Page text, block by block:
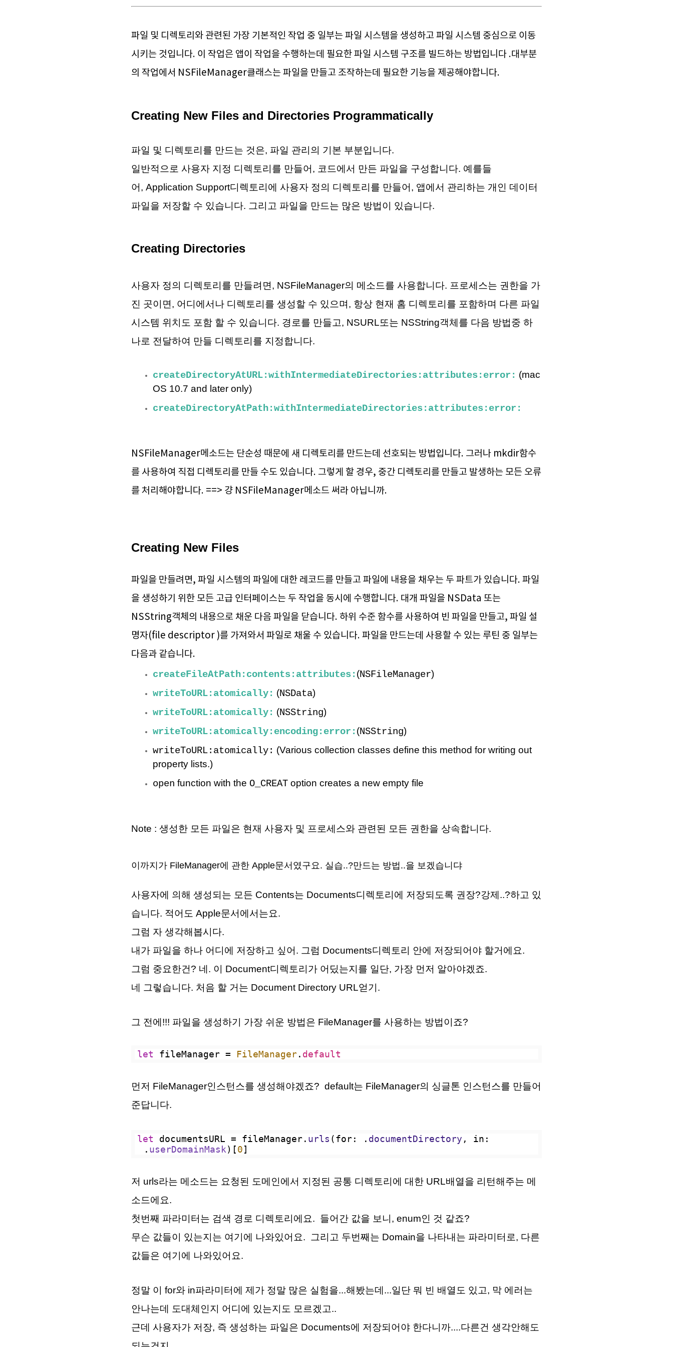
파일 및 디렉토리와 관련된 가장 기본적인 작업 중 일부는 파일 시스템을 생성하고 파일 시스템 중심으로 이동
시키는 것입니다. 이 작업은 앱이 작업을 수행하는데 필요한 파일 시스템 구조를 빌드하는 방법입니다 .대부분
의 작업에서 NSFileManager클래스는 파일을 만들고 조작하는데 필요한 기능을 제공해야합니다.
Creating New Files and Directories Programmatically
파일 및 디렉토리를 만드는 것은, 파일 관리의 기본 부분입니다.
일반적으로 사용자 지정 디렉토리를 만들어, 코드에서 만든 파일을 구성합니다. 예를들
어, Application Support디렉토리에 사용자 정의 디렉토리를 만들어, 앱에서 관리하는 개인 데이터
파일을 저장할 수 있습니다. 그리고 파일을 만드는 많은 방법이 있습니다.
Creating Directories
사용자 정의 디렉토리를 만들려면, NSFileManager의 메소드를 사용합니다. 프로세스는 권한을 가
진 곳이면, 어디에서나 디렉토리를 생성할 수 있으며, 항상 현재 홈 디렉토리를 포함하며 다른 파일
시스템 위치도 포함 할 수 있습니다. 경로를 만들고, NSURL또는 NSString객체를 다음 방법중 하
나로 전달하여 만들 디렉토리를 지정합니다.
createDirectoryAtURL:withIntermediateDirectories:attributes:error: (mac
OS 10.7 and later only)
createDirectoryAtPath:withIntermediateDirectories:attributes:error:
NSFileManager메소드는 단순성 때문에 새 디렉토리를 만드는데 선호되는 방법입니다. 그러나 mkdir함수
를 사용하여 직접 디렉토리를 만들 수도 있습니다. 그렇게 할 경우, 중간 디렉토리를 만들고 발생하는 모든 오류
를 처리해야합니다. ==> 걍 NSFileManager메소드 써라 아닙니까.
Creating New Files
파일을 만들려면, 파일 시스템의 파일에 대한 레코드를 만들고 파일에 내용을 채우는 두 파트가 있습니다. 파일
을 생성하기 위한 모든 고급 인터페이스는 두 작업을 동시에 수행합니다. 대개 파일을 NSData 또는
NSString객체의 내용으로 채운 다음 파일을 닫습니다. 하위 수준 함수를 사용하여 빈 파일을 만들고, 파일 설
명자(file descriptor )를 가져와서 파일로 채울 수 있습니다. 파일을 만드는데 사용할 수 있는 루틴 중 일부는
다음과 같습니다.
createFileAtPath:contents:attributes: (NSFileManager)
writeToURL:atomically: (NSData)
writeToURL:atomically: (NSString)
writeToURL:atomically:encoding:error: (NSString)
writeToURL:atomically: (Various collection classes define this method for writing out
property lists.)
open function with the O_CREAToption creates a new empty file
Note : 생성한 모든 파일은 현재 사용자 및 프로세스와 관련된 모든 권한을 상속합니다.
이까지가 FileManager에 관한 Apple문서였구요. 실습..?만드는 방법..을 보겠습니댜
사용자에 의해 생성되는 모든 Contents는 Documents디렉토리에 저장되도록 권장?강제..?하고 있
습니다. 적어도 Apple문서에서는요.
그럼 자 생각해봅시다.
내가 파일을 하나 어디에 저장하고 싶어. 그럼 Documents디렉토리 안에 저장되어야 할거에요.
그럼 중요한건? 네. 이 Document디렉토리가 어딨는지를 일단, 가장 먼저 알아야겠죠.
네 그렇습니다. 처음 할 거는 Document Directory URL얻기.
그 전에!!! 파일을 생성하기 가장 쉬운 방법은 FileManager를 사용하는 방법이죠?
let fileManager = FileManager. default
먼저 FileManager인스턴스를 생성해야겠죠? default는 FileManager의 싱글톤 인스턴스를 만들어
준답니다.
let documentsURL = fileManager. urls (for: . documentDirectory , in:
. userDomainMask)[0]
저 urls라는 메소드는 요청된 도메인에서 지정된 공통 디렉토리에 대한 URL배열을 리턴해주는 메
소드에요.
첫번째 파라미터는 검색 경로 디렉토리에요. 들어간 값을 보니, enum인 것 같죠?
무슨 값들이 있는지는 여기 에 나와있어요. 그리고 두번째는 Domain을 나타내는 파라미터로, 다른
값들은 여기 에 나와있어요.
정말 이 for와 in파라미터에 제가 정말 많은 실험을...해봤는데...일단 뭐 빈 배열도 있고, 막 에러는
안나는데 도대체인지 어디에 있는지도 모르겠고..
근데 사용자가 저장, 즉 생성하는 파일은 Documents에 저장되어야 한다니까....다른건 생각안해도